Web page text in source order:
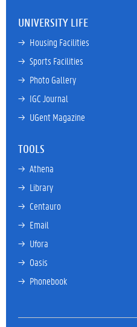
UNIVERSITY LIFE
→ Housing Facilities
→ Sports Facilities
→ Photo Gallery
→ IGC Journal
→ UGent Magazine
TOOLS
→ Athena
→ Library
→ Centauro
→ Email
→ Ufora
→ Oasis
→ Phonebook